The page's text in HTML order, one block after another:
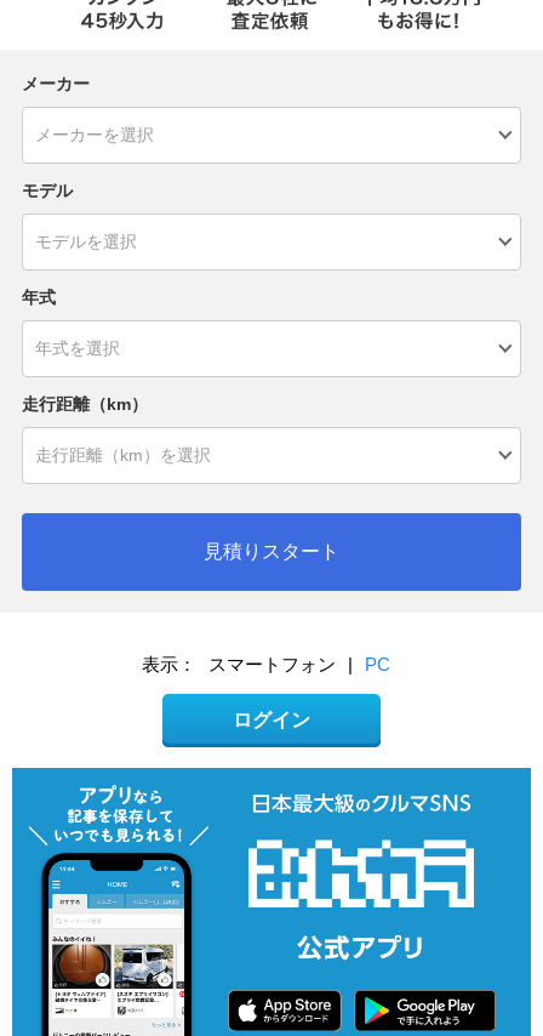
メーカー
モデル
年式
走行距離（km）
見積りスタート
表示： スマートフォン | PC
ログイン